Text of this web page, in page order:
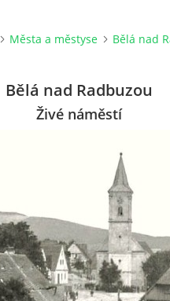
Města a městyse Bělá nad
Bělá nad Radbuzou
Živé náměstí